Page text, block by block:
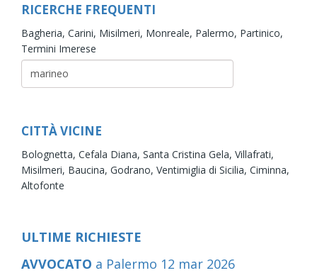
RICERCHE FREQUENTI
Bagheria, Carini, Misilmeri, Monreale, Palermo, Partinico,
Termini Imerese
CITTÀ VICINE
Bolognetta, Cefala Diana, Santa Cristina Gela, Villafrati,
Misilmeri, Baucina, Godrano, Ventimiglia di Sicilia, Ciminna,
Altofonte
ULTIME RICHIESTE
AVVOCATO a Palermo 12 mar 2026